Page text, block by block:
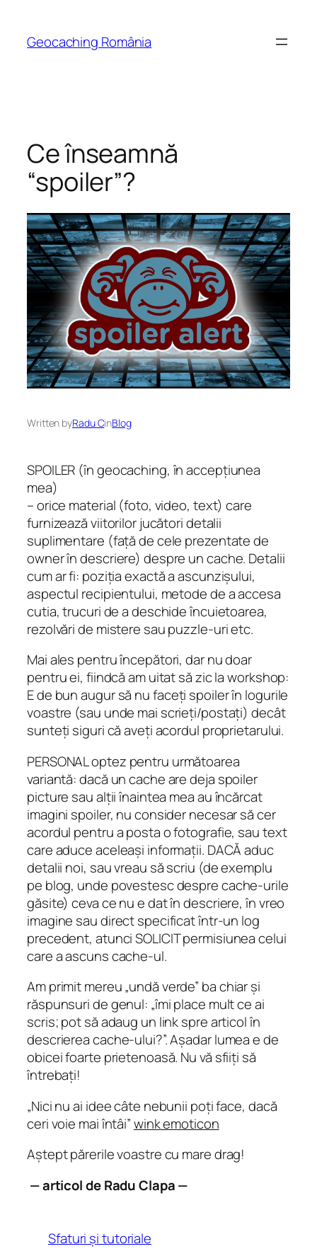
content
Geocaching România
Ce înseamnă
“spoiler”?
Written byRadu CinBlog
SPOILER (în geocaching, în accepțiunea
mea)
– orice material (foto, video, text) care
furnizează viitorilor jucători detalii
suplimentare (față de cele prezentate de
owner în descriere) despre un cache. Detalii
cum ar fi: poziția exactă a ascunzișului,
aspectul recipientului, metode de a accesa
cutia, trucuri de a deschide încuietoarea,
rezolvări de mistere sau puzzle-uri etc.
Mai ales pentru începători, dar nu doar
pentru ei, fiindcă am uitat să zic la workshop:
E de bun augur să nu faceți spoiler în logurile
voastre (sau unde mai scrieți/postați) decât
sunteți siguri că aveți acordul proprietarului.
PERSONAL optez pentru următoarea
variantă: dacă un cache are deja spoiler
picture sau alții înaintea mea au încărcat
imagini spoiler, nu consider necesar să cer
acordul pentru a posta o fotografie, sau text
care aduce aceleași informații. DACĂ aduc
detalii noi, sau vreau să scriu (de exemplu
pe blog, unde povestesc despre cache-urile
găsite) ceva ce nu e dat în descriere, în vreo
imagine sau direct specificat într-un log
precedent, atunci SOLICIT permisiunea celui
care a ascuns cache-ul.
Am primit mereu „undă verde” ba chiar și
răspunsuri de genul: „îmi place mult ce ai
scris; pot să adaug un link spre articol în
descrierea cache-ului?”. Așadar lumea e de
obicei foarte prietenoasă. Nu vă sfiiți să
întrebați!
„Nici nu ai idee câte nebunii poți face, dacă
ceri voie mai întâi”wink emoticon
Aștept părerile voastre cu mare drag!
— articol de Radu Clapa —
Sfaturi și tutoriale